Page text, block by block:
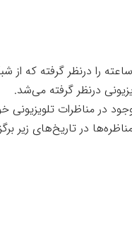
به گزارش خبرنگار فرهنگی ، رسانه ملّی ۵ مناظره ۴
در مناظرات
در تاریخ‌های زیر